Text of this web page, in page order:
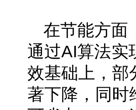
在节能方面
通过AI算法实
效基础上，部
著下降，同时